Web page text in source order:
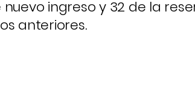
nuevo ingreso y 32 de la
anteriores.